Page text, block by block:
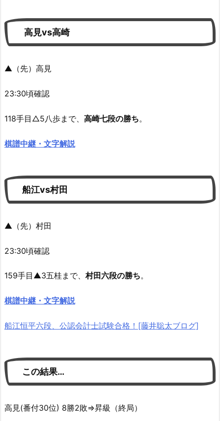
高見vs高崎
▲（先）高見
23:30頃確認
118手目△5八歩まで、 高崎七段の勝ち。
棋譜中継・文字解説
船江vs村田
▲（先）村田
23:30頃確認
159手目▲3五桂まで、村田六段の勝ち。
棋譜中継・文字解説
船江恒平六段、公認会計士試験合格！[藤井聡太ブログ]
この結果…
高見(番付30位) 8勝2敗⇒昇級（終局）